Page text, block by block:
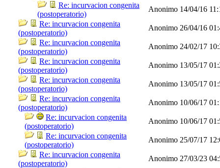
Re: incurvacion congenita
(postoperatorio)
Anonimo 14/04/16
Re: incurvacion congenita
(postoperatorio)
Anonimo 26/04/16
Re: incurvacion congenita
(postoperatorio)
Anonimo 24/02/17
Re: incurvacion congenita
(postoperatorio)
Anonimo 13/05/17
Re: incurvacion congenita
(postoperatorio)
Anonimo 13/05/17
Re: incurvacion congenita
(postoperatorio)
Anonimo 10/06/17
Re: incurvacion congenita
(postoperatorio)
Anonimo 10/06/17
Re: incurvacion congenita
(postoperatorio)
Anonimo 25/07/17
Re: incurvacion congenita
(postoperatorio)
Anonimo 27/03/23